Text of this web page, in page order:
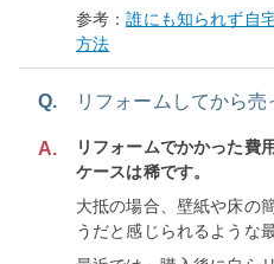
参考：誰にも知られず自
方法
Q. リフォームしてから売
A.
リフォームでかかった費
ケースは稀です。
大抵の場合、壁紙や床の
うだと感じられるような